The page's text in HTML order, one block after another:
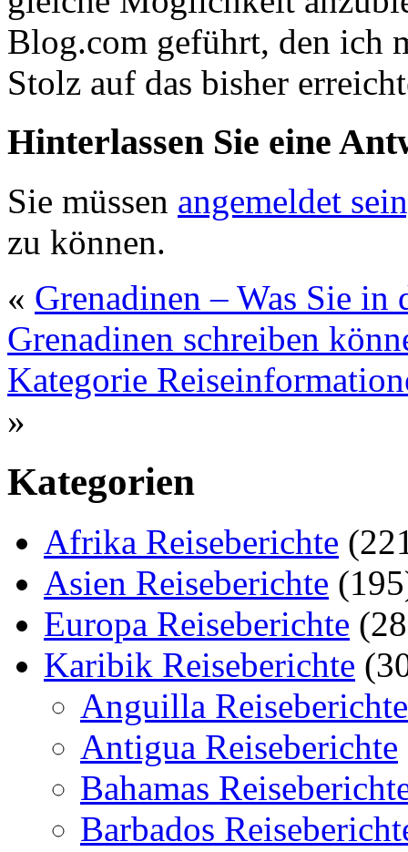
Blog.com geführt, den ich
Stolz auf das bisher
Hinterlassen Sie eine
Sie müssen angemeldet
zu können.
« Grenadinen – Was Sie
Grenadinen schreiben
Kategorie
»
Kategorien
Afrika Reiseberichte
Asien Reiseberichte
Europa Reiseberichte
Karibik Reiseberichte
Anguilla Reiseberichte
Antigua Reiseberichte
Bahamas
Barbados